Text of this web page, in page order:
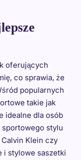
oferujących
co sprawia, że
popularnych
takie jak
idealne dla osób
sportowego stylu
Klein czy
i stylowe saszetki